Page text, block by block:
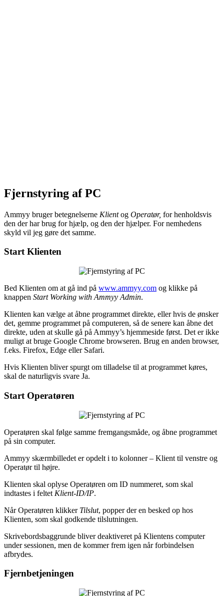
Fjernstyring af PC
Ammyy bruger betegnelserne Klientog Operatør, for henholdsvis
den der har brug for hjælp, og den der hjælper. For nemhedens
skyld vil jeg gøre det samme.
Start Klienten
Bed Klienten om at gå ind på www.ammyy.com og klikke på
knappen Start Working with Ammyy Admin.
Klienten kan vælge at åbne programmet direkte, eller hvis de ønsker
det, gemme programmet på computeren, så de senere kan åbne det
direkte, uden at skulle gå på Ammyy’s hjemmeside først. Det er ikke
muligt at bruge Google Chrome browseren. Brug en anden browser,
f.eks. Firefox, Edge eller Safari.
Hvis Klienten bliver spurgt om tilladelse til at programmet køres,
skal de naturligvis svare Ja.
Start Operatøren
Operatøren skal følge samme fremgangsmåde, og åbne programmet
på sin computer.
Ammyy skærmbilledet er opdelt i to kolonner – Klient til venstre og
Operatør til højre.
Klienten skal oplyse Operatøren om ID nummeret, som skal
indtastes i feltet Klient-ID/IP.
Når Operatøren klikker Tilslut, popper der en besked op hos
Klienten, som skal godkende tilslutningen.
Skrivebordsbaggrunde bliver deaktiveret på Klientens computer
under sessionen, men de kommer frem igen når forbindelsen
afbrydes.
Fjernbetjeningen